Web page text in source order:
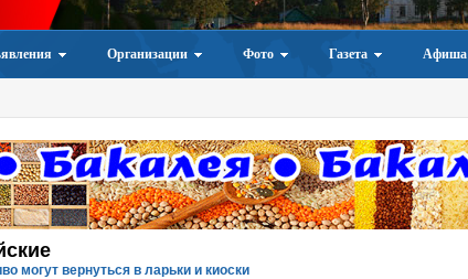
Организации Фото Газета Афиша
могут вернуться в ларьки и киоски